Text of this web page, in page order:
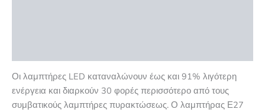
Οι λαμπτήρες LED καταναλώνουν έως και 91% λιγότερη
ενέργεια και διαρκούν 30 φορές περισσότερο από τους
συμβατικούς λαμπτήρες πυρακτώσεως. Ο λαμπτήρας Ε27